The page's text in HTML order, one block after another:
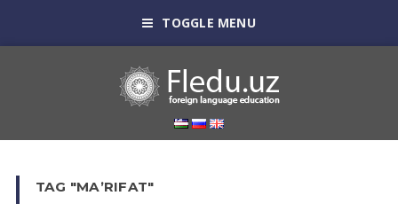
TOGGLE MENU
TAG "MAʼRIFAT"